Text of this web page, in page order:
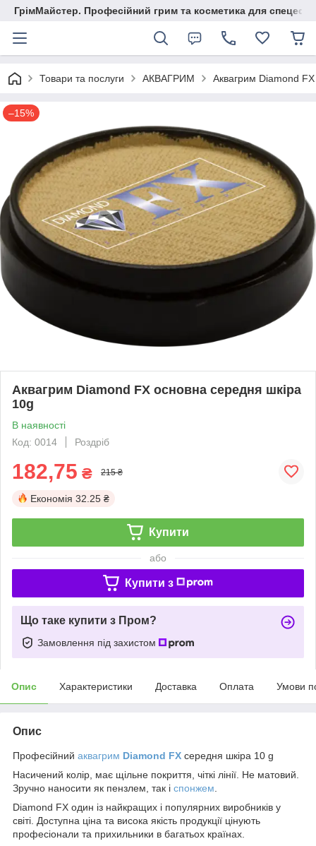
ГрімМайстер. Професійний грим та косметика для
Товари та послуги АКВАГРИМ Аквагрим Diamond FX
–15%
Аквагрим Diamond FX основна середня шкіра
10g
В наявності
Код: 0014
Роздріб
182,75 ₴ 215 ₴
Економія 32.25 ₴
Купити
або
Купити з
Що таке купити з Пром?
Замовлення під захистом
Опис Характеристики Доставка Оплата Умови
Опис
Професійний аквагрим Diamond FX середня шкіра 10 g
Насичений колір, має щільне покриття, чіткі лінії. Не матовий.
Зручно наносити як пензлем, так і спонжем
Diamond FX один із найкращих і популярних виробників у
світі. Доступна ціна та висока якість продукції цінують
професіонали та прихильники в багатьох країнах.